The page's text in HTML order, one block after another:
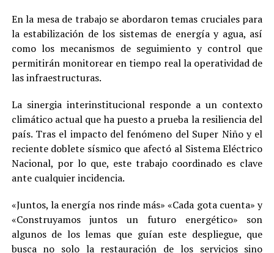
En la mesa de trabajo se abordaron temas cruciales para
la estabilización de los sistemas de energía y agua, así
como los mecanismos de seguimiento y control que
permitirán monitorear en tiempo real la operatividad de
las infraestructuras.
La sinergia interinstitucional responde a un contexto
climático actual que ha puesto a prueba la resiliencia del
país. Tras el impacto del fenómeno del Super Niño y el
reciente doblete sísmico que afectó al Sistema Eléctrico
Nacional, por lo que, este trabajo coordinado es clave
ante cualquier incidencia.
«Juntos, la energía nos rinde más» «Cada gota cuenta» y
«Construyamos juntos un futuro energético» son
algunos de los lemas que guían este despliegue, que
busca no solo la restauración de los servicios sino